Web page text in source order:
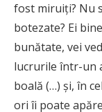
fost miruiți? Nu
botezate? Ei
bunătate, vei
lucrurile într-un
boală (…) şi, în
ori îi poate